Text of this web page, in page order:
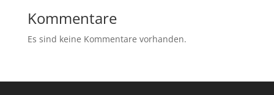
Kommentare
Es sind keine Kommentare vorhanden.